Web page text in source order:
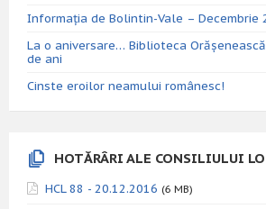
Informația de Bolintin-Vale – Decembrie
La o aniversare… Biblioteca
de ani
Cinste eroilor neamului românesc!
HOTĂRÂRI ALE CONSILIULUI
HCL 88 - 20.12.2016 (6 MB)